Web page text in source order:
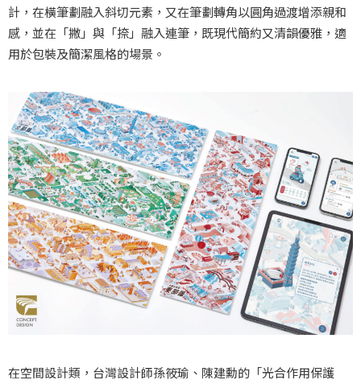
計，在橫筆劃融入斜切元素，又在筆劃轉角以圓角過渡增添親和
感，並在「撇」與「捺」融入連筆，既現代簡約又清韻優雅，適
用於包裝及簡潔風格的場景。
在空間設計類，台灣設計師孫筱瑜、陳建勳的「光合作用保護